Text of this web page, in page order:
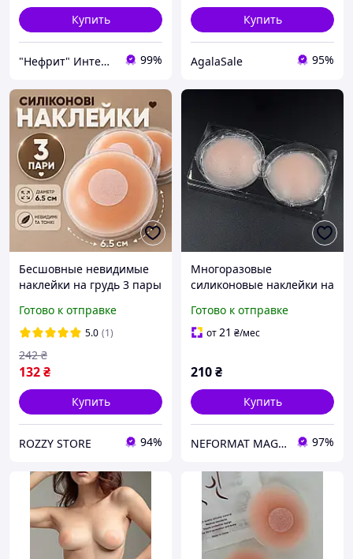
Купить
"Нефрит" Интернет-магазин 99%
Купить
AgalaSale 95%
Бесшовные невидимые
наклейки на грудь 3 пары
многоразовые стикини
наклейки для груди
клейкие 6.5 см
Готово к отправке
5.0 (1)
132₴
242 ₴
Купить
ROZZY STORE 94%
Многоразовые
силиконовые наклейки на
(2шт). Корректирующие
наклейки телесные на
Готово к отправке
от21 ₴/мес
210₴
Купить
NEFORMAT MAGAZ 97%